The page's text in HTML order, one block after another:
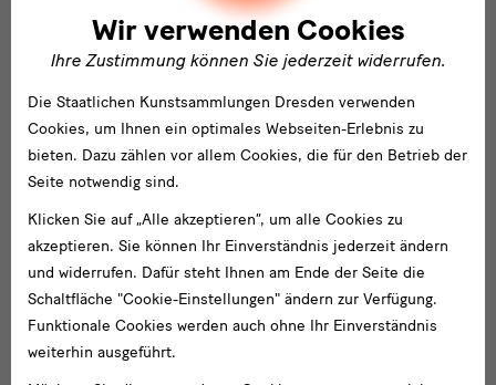
Die kaukasischen Knüpfarbeiten und
Flachgewebe des Museums für Völkerkunde
Das Museum für Völkerkunde Dresden ist mit seinen
kaukasischen Knüpfteppichen und Flachgeweben Partner in
einem Projekt zur Teppich-Webkunst Aserbaidschans.
Wir verwenden Cookies
Ihre Zustimmung können Sie jederzeit widerrufen.
Die Staatlichen Kunstsammlungen Dresden verwenden
Cookies, um Ihnen ein optimales Webseiten-Erlebnis zu
bieten. Dazu zählen vor allem Cookies, die für den Betrieb der
Seite notwendig sind.
Klicken Sie auf „Alle akzeptieren“, um alle Cookies zu
akzeptieren. Sie können Ihr Einverständnis jederzeit ändern
und widerrufen. Dafür steht Ihnen am Ende der Seite die
Schaltfläche "Cookie-Einstellungen" ändern zur Verfügung.
Funktionale Cookies werden auch ohne Ihr Einverständnis
weiterhin ausgeführt.